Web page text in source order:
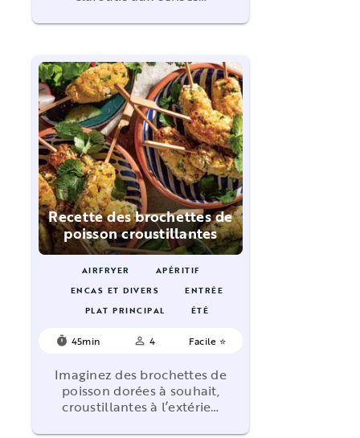
Recette des brochettes de
poisson croustillantes
AIRFRYER
APÉRITIF
ENCAS ET DIVERS
ENTRÉE
PLAT PRINCIPAL
ÉTÉ
timer 45min person_outline 4 Facile ⭐
Imaginez des brochettes de
poisson dorées à souhait,
croustillantes à l’extérie…